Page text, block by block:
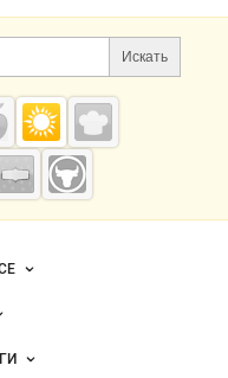
по сайту и
Искать
проекты
Grainboard.ru
— зерно и
мука